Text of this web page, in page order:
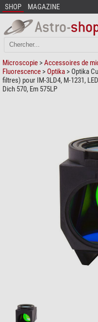
SHOP MAGAZINE
Microscopie >Accessoires de
Fluorescence > Optika > Optika
filtres) pour IM-3LD4, M-1231,
Dich 570, Em 575LP